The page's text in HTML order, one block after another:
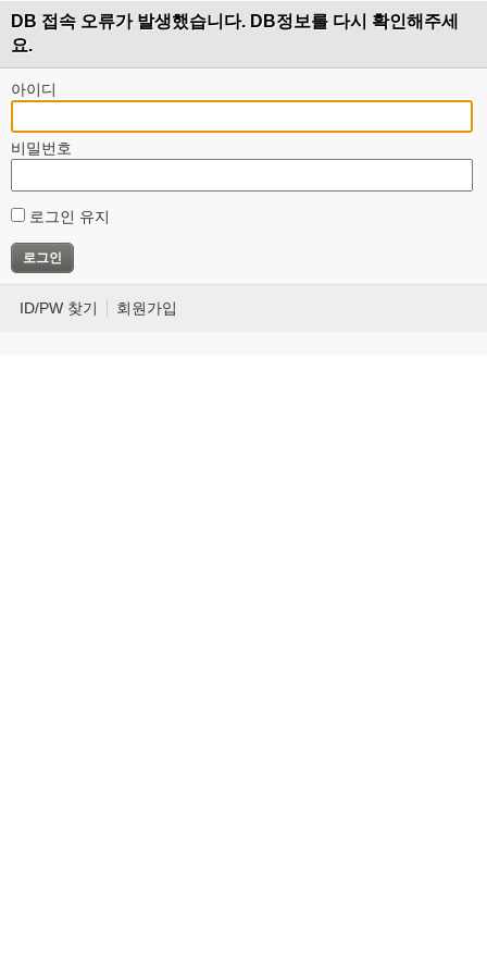
DB 접속 오류가 발생했습니다. DB정보를 다시 확인해주세
요.
아이디
비밀번호
로그인 유지
ID/PW 찾기 회원가입